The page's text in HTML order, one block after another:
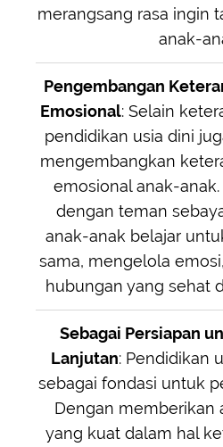
merangsang rasa ingin
anak-
Pengembangan
Emosional: Selain
pendidikan usia dini
mengembangkan
emosional anak-
dengan teman
anak-anak belajar
sama, mengelola
hubungan yang sehat
Sebagai Persiapan
Lanjutan: Pendidikan
sebagai fondasi untuk
Dengan memberikan
yang kuat dalam hal